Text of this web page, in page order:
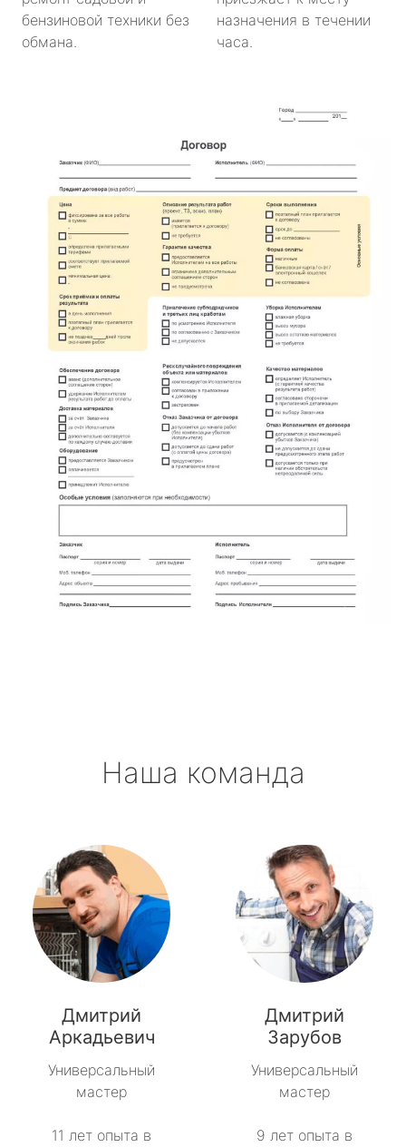
бензиновой техники без
обмана.
назначения в течении
часа.
Наша команда
Дмитрий
Аркадьевич
Универсальный
мастер
11 лет опыта в
Дмитрий
Зарубов
Универсальный
мастер
9 лет опыта в